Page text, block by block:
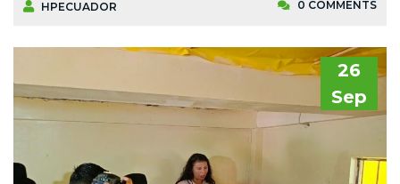
HPECUADOR 0 COMMENTS
26
Sep